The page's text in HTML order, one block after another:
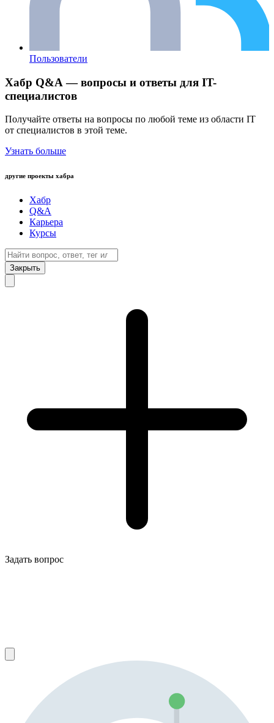
Пользователи
Хабр Q&A — вопросы и ответы для IT-
специалистов
Получайте ответы на вопросы по любой теме из области IT
от специалистов в этой теме.
Узнать больше
другие проекты хабра
Хабр
Q&A
Карьера
Курсы
Закрыть
Задать вопрос